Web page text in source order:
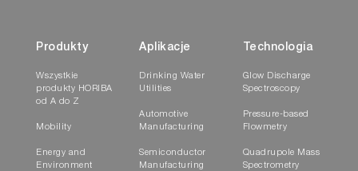
Produkty
Wszystkie
produkty HORIBA
od A do Z
Mobility
Energy and
Environment
Aplikacje
Drinking Water
Utilities
Automotive
Manufacturing
Semiconductor
Manufacturing
Technologia
Glow Discharge
Spectroscopy
Pressure-based
Flowmetry
Quadrupole Mass
Spectrometry